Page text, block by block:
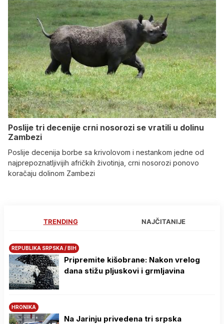
Poslije tri decenije crni nosorozi se vratili u dolinu
Zambezi
Poslije decenija borbe sa krivolovom i nestankom jedne od
najprepoznatljivijih afričkih životinja, crni nosorozi ponovo
koračaju dolinom Zambezi
TRENDING NAJČITANIJE
REPUBLIKA SRPSKA / BIH
Pripremite kišobrane: Nakon vrelog
dana stižu pljuskovi i grmljavina
HRONIKA
Na Јarinju privedena tri srpska